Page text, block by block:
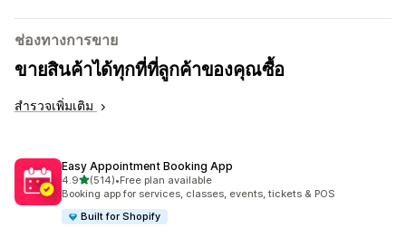
ช่องทางการขาย
ขายสินค้าได้ทุกที่ที่ลูกค้าของคุณซื้อ
สำรวจเพิ่มเติม
Easy Appointment Booking App
4.9เต็ม 5 ดาว
(514)
ทั้งหมด 514 รีวิว
•Free plan available
Booking app for services, classes, events, tickets & POS
Built for Shopify